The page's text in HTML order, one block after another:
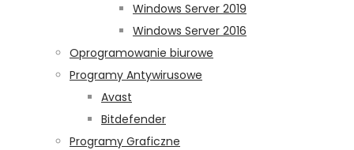
Windows Server 2019
Windows Server 2016
Oprogramowanie biurowe
Programy Antywirusowe
Avast
Bitdefender
Programy Graficzne